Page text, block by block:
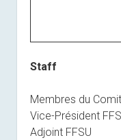
Staff
Membres du
Vice-Président
Adjoint FFSU